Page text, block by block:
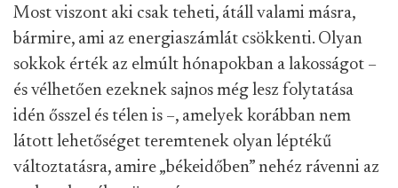
Most viszont aki csak teheti, átáll valami másra,
bármire, ami az energiaszámlát csökkenti. Olyan
sokkok érték az elmúlt hónapokban a lakosságot –
és vélhetően ezeknek sajnos még lesz folytatása
idén ősszel és télen is –, amelyek korábban nem
látott lehetőséget teremtenek olyan léptékű
változtatásra, amire „békeidőben” nehéz rávenni az